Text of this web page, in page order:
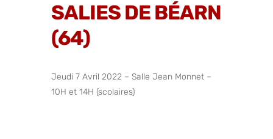
SALIES DE BÉARN
(64)
Jeudi 7 Avril 2022 – Salle Jean Monnet –
10H et 14H (scolaires)